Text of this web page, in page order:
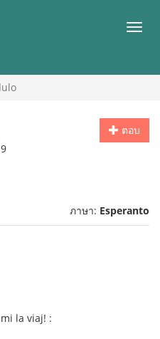
เมนู
ตอบ
ภาษา: Esperanto
la viaj! :